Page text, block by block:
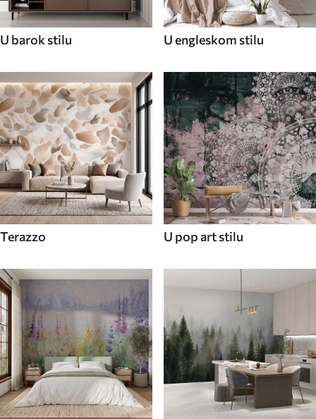
U barok stilu U engleskom stilu
Terazzo U pop art stilu